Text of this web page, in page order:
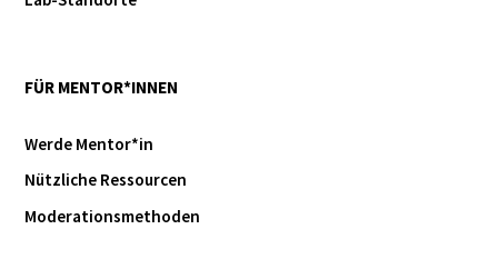
FÜR MENTOR*INNEN
Werde Mentor*in
Nützliche Ressourcen
Moderationsmethoden